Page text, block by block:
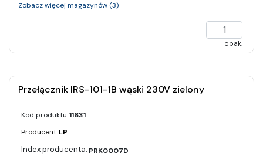
Zobacz więcej magazynów (3)
opak.
Przełącznik IRS-101-1B wąski 230V zielony
Kod produktu:11631
Producent:LP
PRK0007D